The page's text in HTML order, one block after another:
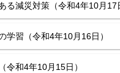
る減災対策（令和4年10月17
学習（令和4年10月16日）
令和4年10月15日）